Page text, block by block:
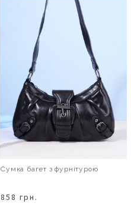
Сумка багет з фурнітурою
858 грн.